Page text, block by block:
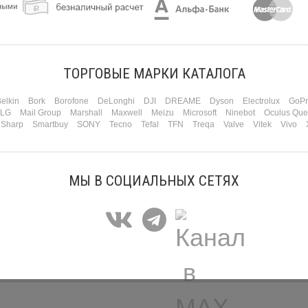
ТОРГОВЫЕ МАРКИ КАТАЛОГА
Bork Borofone DeLonghi DJI DREAME Dyson Electrolux
LG
Mail Group Marshall Maxwell Meizu Microsoft Ninebot
Oculus
Sharp
Smartbuy SONY Tecno Tefal TFN Treqa Valve Vitek Vivo
МЫ В СОЦИАЛЬНЫХ СЕТЯХ